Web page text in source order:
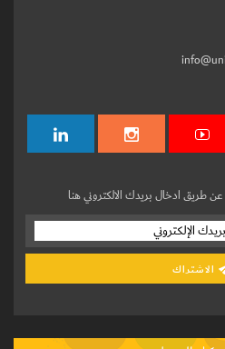
طريق ادخال بريدك الالكتروني هنا